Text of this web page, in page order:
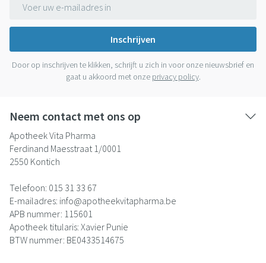
Inschrijven
Door op inschrijven te klikken, schrijft u zich in voor onze nieuwsbrief en
gaat u akkoord met onze privacy policy.
Neem contact met ons op
Apotheek Vita Pharma
Ferdinand Maesstraat 1/0001
2550 Kontich
Telefoon: 015 31 33 67
E-mailadres: info@apotheekvitapharma.be
APB nummer: 115601
Apotheek titularis: Xavier Punie
BTW nummer: BE0433514675